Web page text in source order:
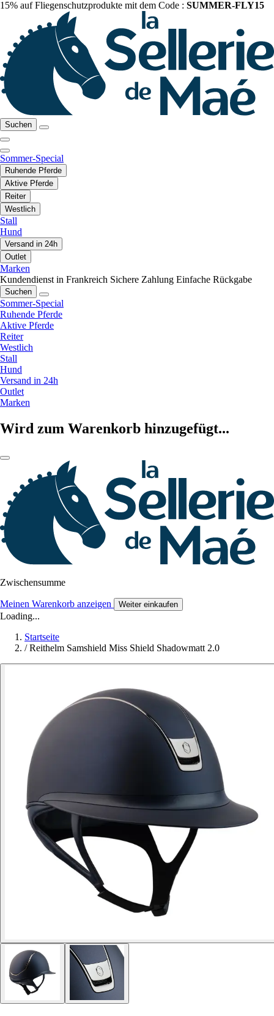
15% auf Fliegenschutzprodukte mit dem Code : SUMMER-FLY15
Suchen
Sommer-Special
Ruhende Pferde
Aktive Pferde
Reiter
Westlich
Stall
Hund
Versand in 24h
Outlet
Marken
Kundendienst in Frankreich Sichere Zahlung Einfache Rückgabe
Suchen
Sommer-Special
Ruhende Pferde
Aktive Pferde
Reiter
Westlich
Stall
Hund
Versand in 24h
Outlet
Marken
Wird zum Warenkorb hinzugefügt...
Zwischensumme
Meinen Warenkorb anzeigen Weiter einkaufen
Loading...
Startseite
/ Reithelm Samshield Miss Shield Shadowmatt 2.0